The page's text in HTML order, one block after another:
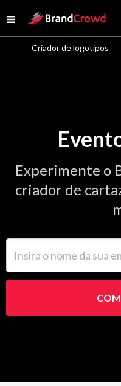
Open menu
Site Logo
Criador de logotipos
Experimente o
criador de